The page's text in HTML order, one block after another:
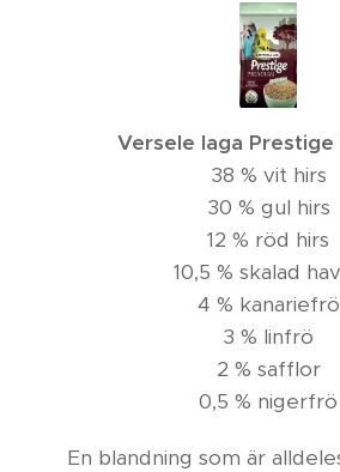
Versele laga Prestige
38 % vit hirs
30 % gul hirs
12 % röd hirs
10,5 % skalad
4 % kanariefrö
3 % linfrö
2 % safflor
0,5 % nigerfrö
En blandning som är